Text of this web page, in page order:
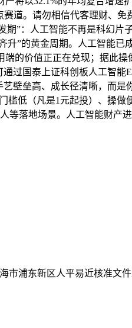
道。请勿相信代客理财、
”：人工智能不再是科幻
”的黄金周期。人工智能
端的价值正正在兑现；据
过国泰上证科创板人工智
壁垒高、成长径清晰，
低（凡是1元起投）、操
等落地场景。人工智能财产
市浦东新区人平易近核准文